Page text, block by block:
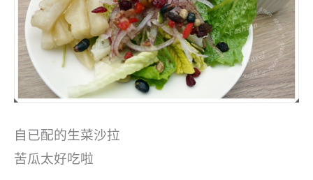
自已配的生菜沙拉
苦瓜太好吃啦